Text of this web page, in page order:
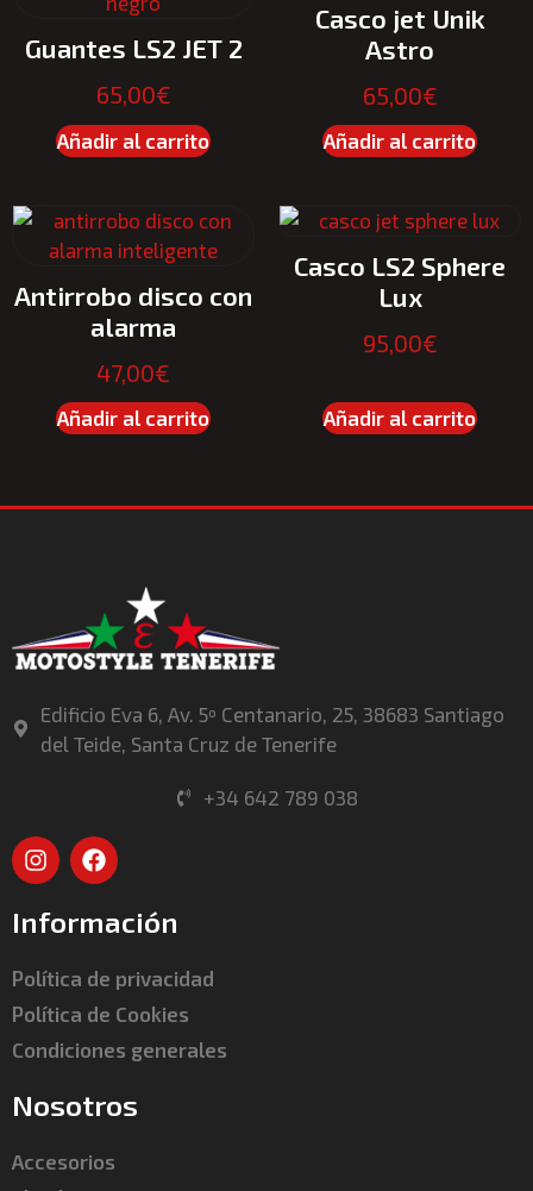
Guantes LS2 JET 2
65,00€
Añadir al carrito
Casco jet Unik
Astro
65,00€
Añadir al carrito
Antirrobo disco con
alarma
47,00€
Añadir al carrito
Casco LS2 Sphere
Lux
95,00€
Añadir al carrito
Edificio Eva 6, Av. 5º Centanario, 25, 38683 Santiago
del Teide, Santa Cruz de Tenerife
+34 642 789 038
Información
Política de privacidad
Política de Cookies
Condiciones generales
Nosotros
Accesorios